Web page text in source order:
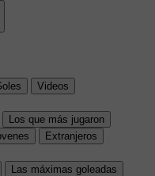
Videos
Los que más jugaron
Extranjeros
Las máximas goleadas